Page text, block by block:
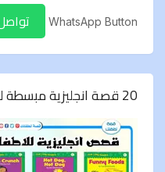
WhatsApp Button
20 قصة انجليزية مبسطة للاطفال